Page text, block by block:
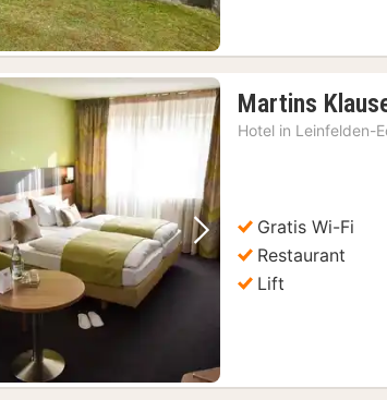
foto Volgende foto
Martins
Hotel in Leinfelden-
Gratis Wi-Fi
Restaurant
Lift
(1)